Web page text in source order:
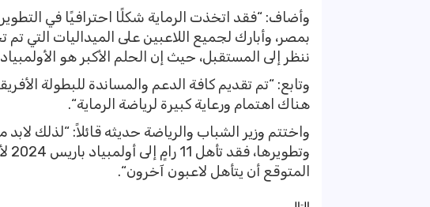
وأضاف: “فقد اتخذت الرماية شكلًا احترافيًا في
بمصر، وأبارك لجميع اللاعبين على الميداليات التي تم
ننظر إلى المستقبل، حيث إن الحلم الأكبر هو الأولمبياد
وتابع: “تم تقديم كافة الدعم والمساندة للبطولة
هناك اهتمام ورعاية كبيرة لرياضة الرماية“.
واختتم وزير الشباب والرياضة حديثه قائلاً: “لذلك
المتوقع أن يتأهل لاعبون آخرون“.